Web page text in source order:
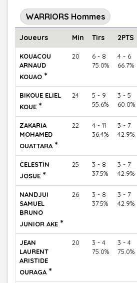
WARRIORS Hommes
Joueurs Min Tirs 2PTS
KOUACOU
ARNAUD
KOUAO *
20
6 - 8
75.0%
4 - 6
66.7%
BIKOUE ELIEL
KOUE *
24
5 - 9
55.6%
3 - 5
60.0%
ZAKARIA
MOHAMED
OUATTARA *
22
4 - 11
36.4%
3 - 7
42.9%
CELESTIN
JOSUE *
25
3 - 8
37.5%
3 - 7
42.9%
NANDJUI
SAMUEL
BRUNO
JUNIOR AKE *
26
3 - 8
37.5%
3 - 7
42.9%
JEAN
LAURENT
ARISTIDE
OURAGA *
20
3 - 4
75.0%
3 - 4
75.0%